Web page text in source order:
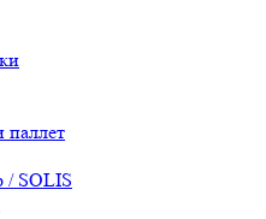
паллет
/ SOLIS